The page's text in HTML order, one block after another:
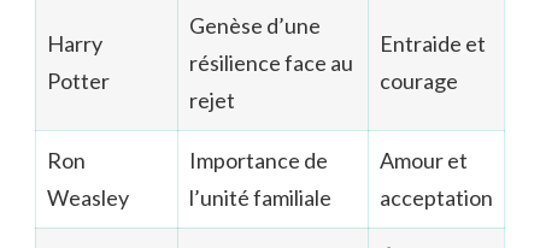
Harry
Potter
Genèse d’une
résilience face au
rejet
Entraide et
courage
Ron
Weasley
Importance de
l’unité familiale
Amour et
acceptation